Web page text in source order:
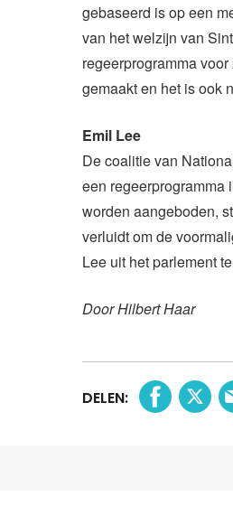
gebaseerd is op een
van het welzijn van
regeerprogramma
gemaakt en het is ook
Emil Lee
De coalitie van
een regeerprogramma
worden aangeboden,
verluidt om de
Lee uit het parlement
Door Hilbert Haar
DELEN: